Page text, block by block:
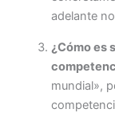
adelante
¿Cómo es
mundial»,